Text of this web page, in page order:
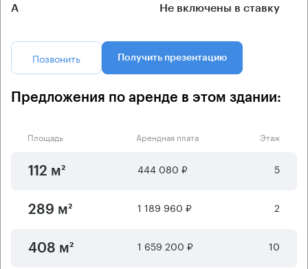
А Не включены в ставку
Позвонить Получить презентацию
Предложения по аренде в этом здании:
Площадь Арендная плата Этаж
112 м² 444 080 ₽ 5
289 м² 1 189 960 ₽ 2
408 м² 1 659 200 ₽ 10